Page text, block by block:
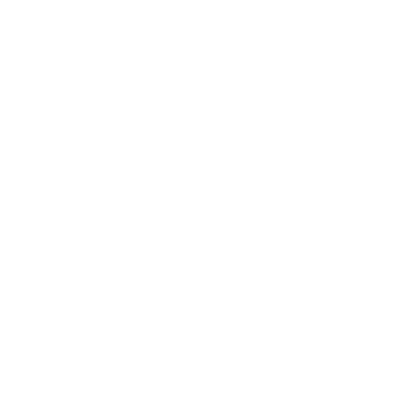
ありません。
です。
ず変更すること